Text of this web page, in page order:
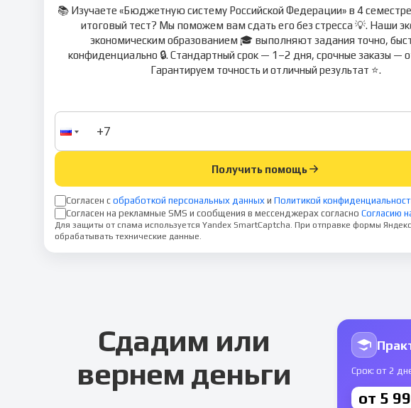
📚 Изучаете «Бюджетную систему Российской Федерации» в 4
итоговый тест? Мы поможем вам сдать его без стресса 💡. Наши
экономическим образованием 🎓 выполняют задания точно,
конфиденциально 🔒. Стандартный срок — 1–2 дня, срочные заказы —
Гарантируем точность и отличный результат ⭐.
Получить помощь
Согласен с обработкой персональных данных и Политикой
Согласен на рекламные SMS и сообщения в мессенджерах согласно Согласию
Для защиты от спама используется Yandex SmartCaptcha. При отправке формы
обрабатывать технические данные.
Сдадим или
вернем деньги
Срок: от 2
от 5